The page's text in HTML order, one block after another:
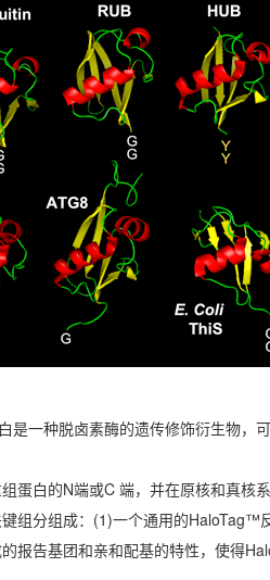
是一种脱卤素酶的遗传修饰衍生物，
蛋白的N端或C 端，并在原核和真核
组分组成：(1)一个通用的
报告基团和亲和配基的特性，使得